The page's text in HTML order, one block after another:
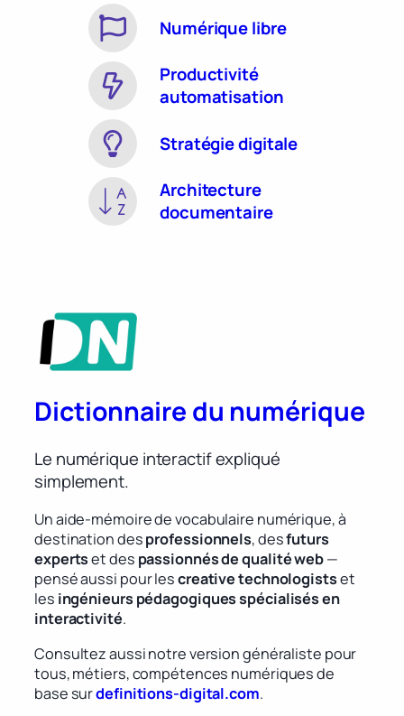
Numérique libre
Productivité
automatisation
Stratégie digitale
Architecture
documentaire
Dictionnaire du numérique
Le numérique interactif expliqué
simplement.
Un aide-mémoire de vocabulaire numérique, à
destination desprofessionnels, desfuturs
expertset des passionnés de qualité web—
pensé aussi pour lescreative technologistset
les ingénieurs pédagogiques spécialisés en
interactivité.
Consultez aussi notre version généraliste pour
tous, métiers, compétences numériques de
base surdefinitions-digital.com.